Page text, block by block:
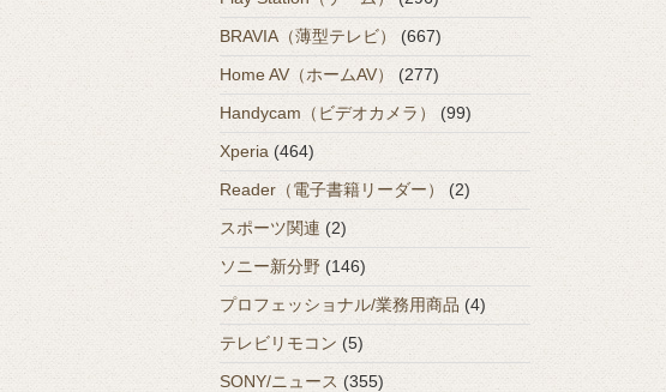
BRAVIA（薄型テレビ）
(667)
Home AV（ホームAV）
(277)
Handycam（ビデオカメラ）
(99)
Xperia (464)
Reader（電子書籍リーダー）
(2)
スポーツ関連 (2)
ソニー新分野 (146)
プロフェッショナル/業務用商品 (4)
テレビリモコン (5)
SONY/ニュース (355)